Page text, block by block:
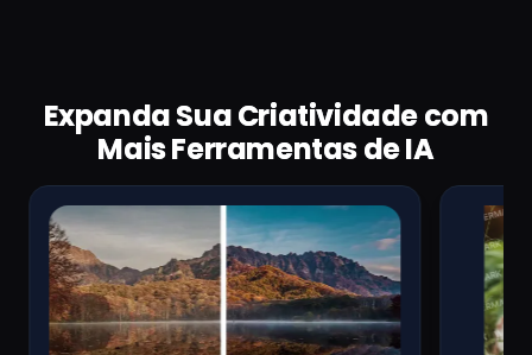
Expanda Sua Criatividade com
Mais Ferramentas de IA